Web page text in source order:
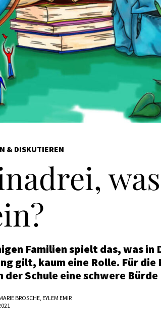
& DISKUTIEREN
Familien spielt das, was
gilt, kaum eine Rolle. Für
der Schule eine schwere Bürde
BROSCHE, EYLEM EMIR